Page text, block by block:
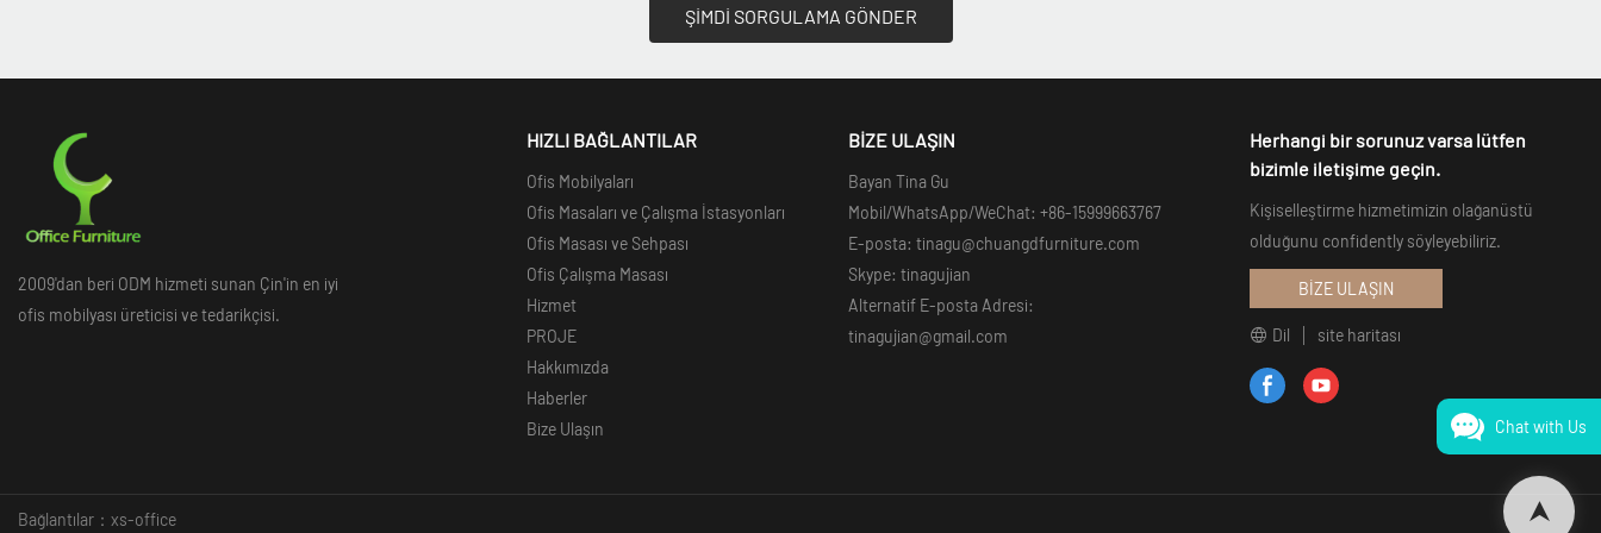
ŞİMDİ SORGULAMA GÖNDER
2009'dan beri ODM hizmeti sunan Çin'in en iyi
ofis mobilyası üreticisi ve tedarikçisi.
HIZLI BAĞLANTILAR
Ofis Mobilyaları
Ofis Masaları ve Çalışma İstasyonları
Ofis Masası ve Sehpası
Ofis Çalışma Masası
Hizmet
PROJE
Hakkımızda
Haberler
Bize Ulaşın
BİZE ULAŞIN
Bayan Tina Gu
Mobil/WhatsApp/WeChat: +86-15999663767
E-posta: tinagu@chuangdfurniture.com
Skype: tinagujian
Alternatif E-posta Adresi:
tinagujian@gmail.com
Herhangi bir sorunuz varsa lütfen
bizimle iletişime geçin.
Kişiselleştirme hizmetimizin olağanüstü
olduğunu confidently söyleyebiliriz.
BİZE ULAŞIN
Dil site haritası
Bağlantılar： xs-office
Chat with Us